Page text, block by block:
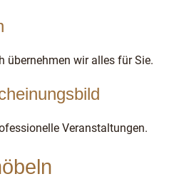
übernehmen wir alles für Sie.
Veranstaltungen.